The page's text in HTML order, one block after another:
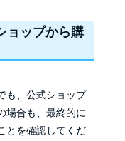
ョップから購
も、公式ショップ
場合も、最終的に
とを確認してくだ